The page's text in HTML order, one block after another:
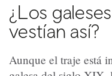
¿Los
vestían así?
Aunque el traje está